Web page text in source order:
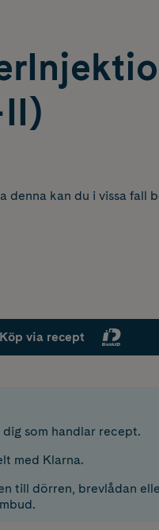
denna kan du i vissa fall
Köp via recept
som handlar recept.
med Klarna.
till dörren, brevlådan